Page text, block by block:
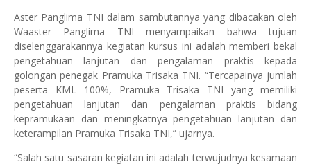
Aster Panglima TNI dalam sambutannya yang dibacakan oleh
Waaster Panglima TNI menyampaikan bahwa tujuan
diselenggarakannya kegiatan kursus ini adalah memberi bekal
pengetahuan lanjutan dan pengalaman praktis kepada
golongan penegak Pramuka Trisaka TNI. “Tercapainya jumlah
peserta KML 100%, Pramuka Trisaka TNI yang memiliki
pengetahuan lanjutan dan pengalaman praktis bidang
kepramukaan dan meningkatnya pengetahuan lanjutan dan
keterampilan Pramuka Trisaka TNI,” ujarnya.
“Salah satu sasaran kegiatan ini adalah terwujudnya kesamaan